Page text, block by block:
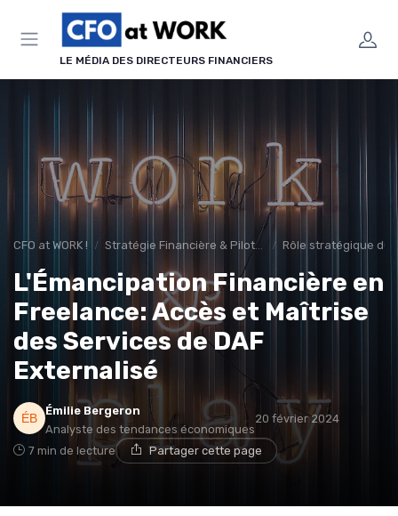
LE MÉDIA DES DIRECTEURS FINANCIERS
CFO at WORK ! Stratégie Financière & Pilotage Rôle stratégique du
L'Émancipation Financière en
Freelance: Accès et Maîtrise
des Services de DAF
Externalisé
Émilie Bergeron
Analyste des tendances économiques
20 février 2024
7 min de lecture Partager cette page
Panneau de gestion des cookies